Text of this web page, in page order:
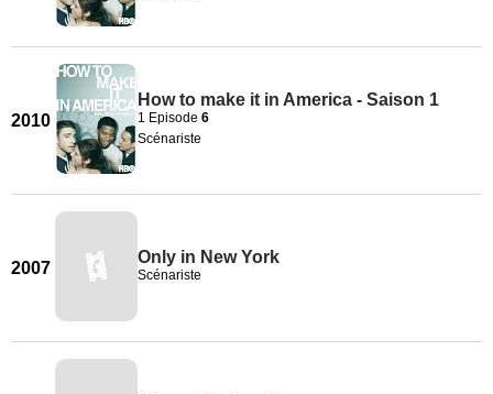
2010
How to make it in America - Saison 1
1 Episode 6
Scénariste
2007
Only in New York
Scénariste